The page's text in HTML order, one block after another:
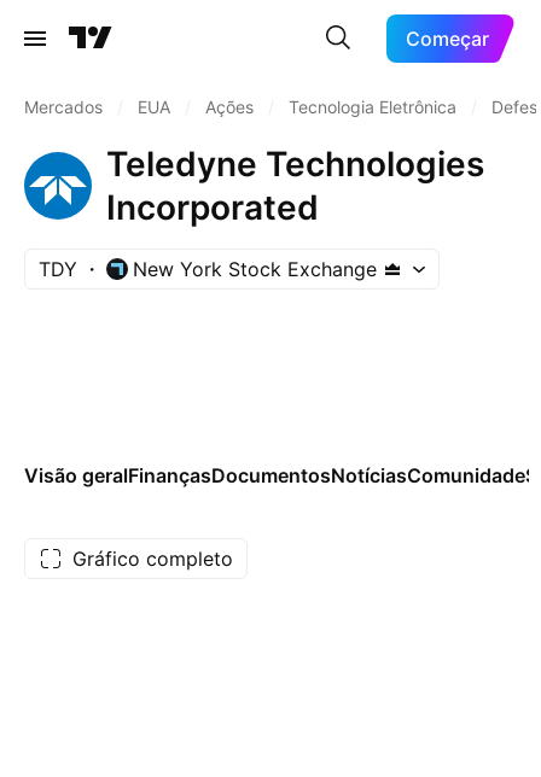
Começar
Mercados EUA Ações Tecnologia Eletrônica
Teledyne Technologies
Incorporated
TDY New York Stock Exchange
Visão geralFinançasDocumentosNotíciasComunidade
Gráfico completo